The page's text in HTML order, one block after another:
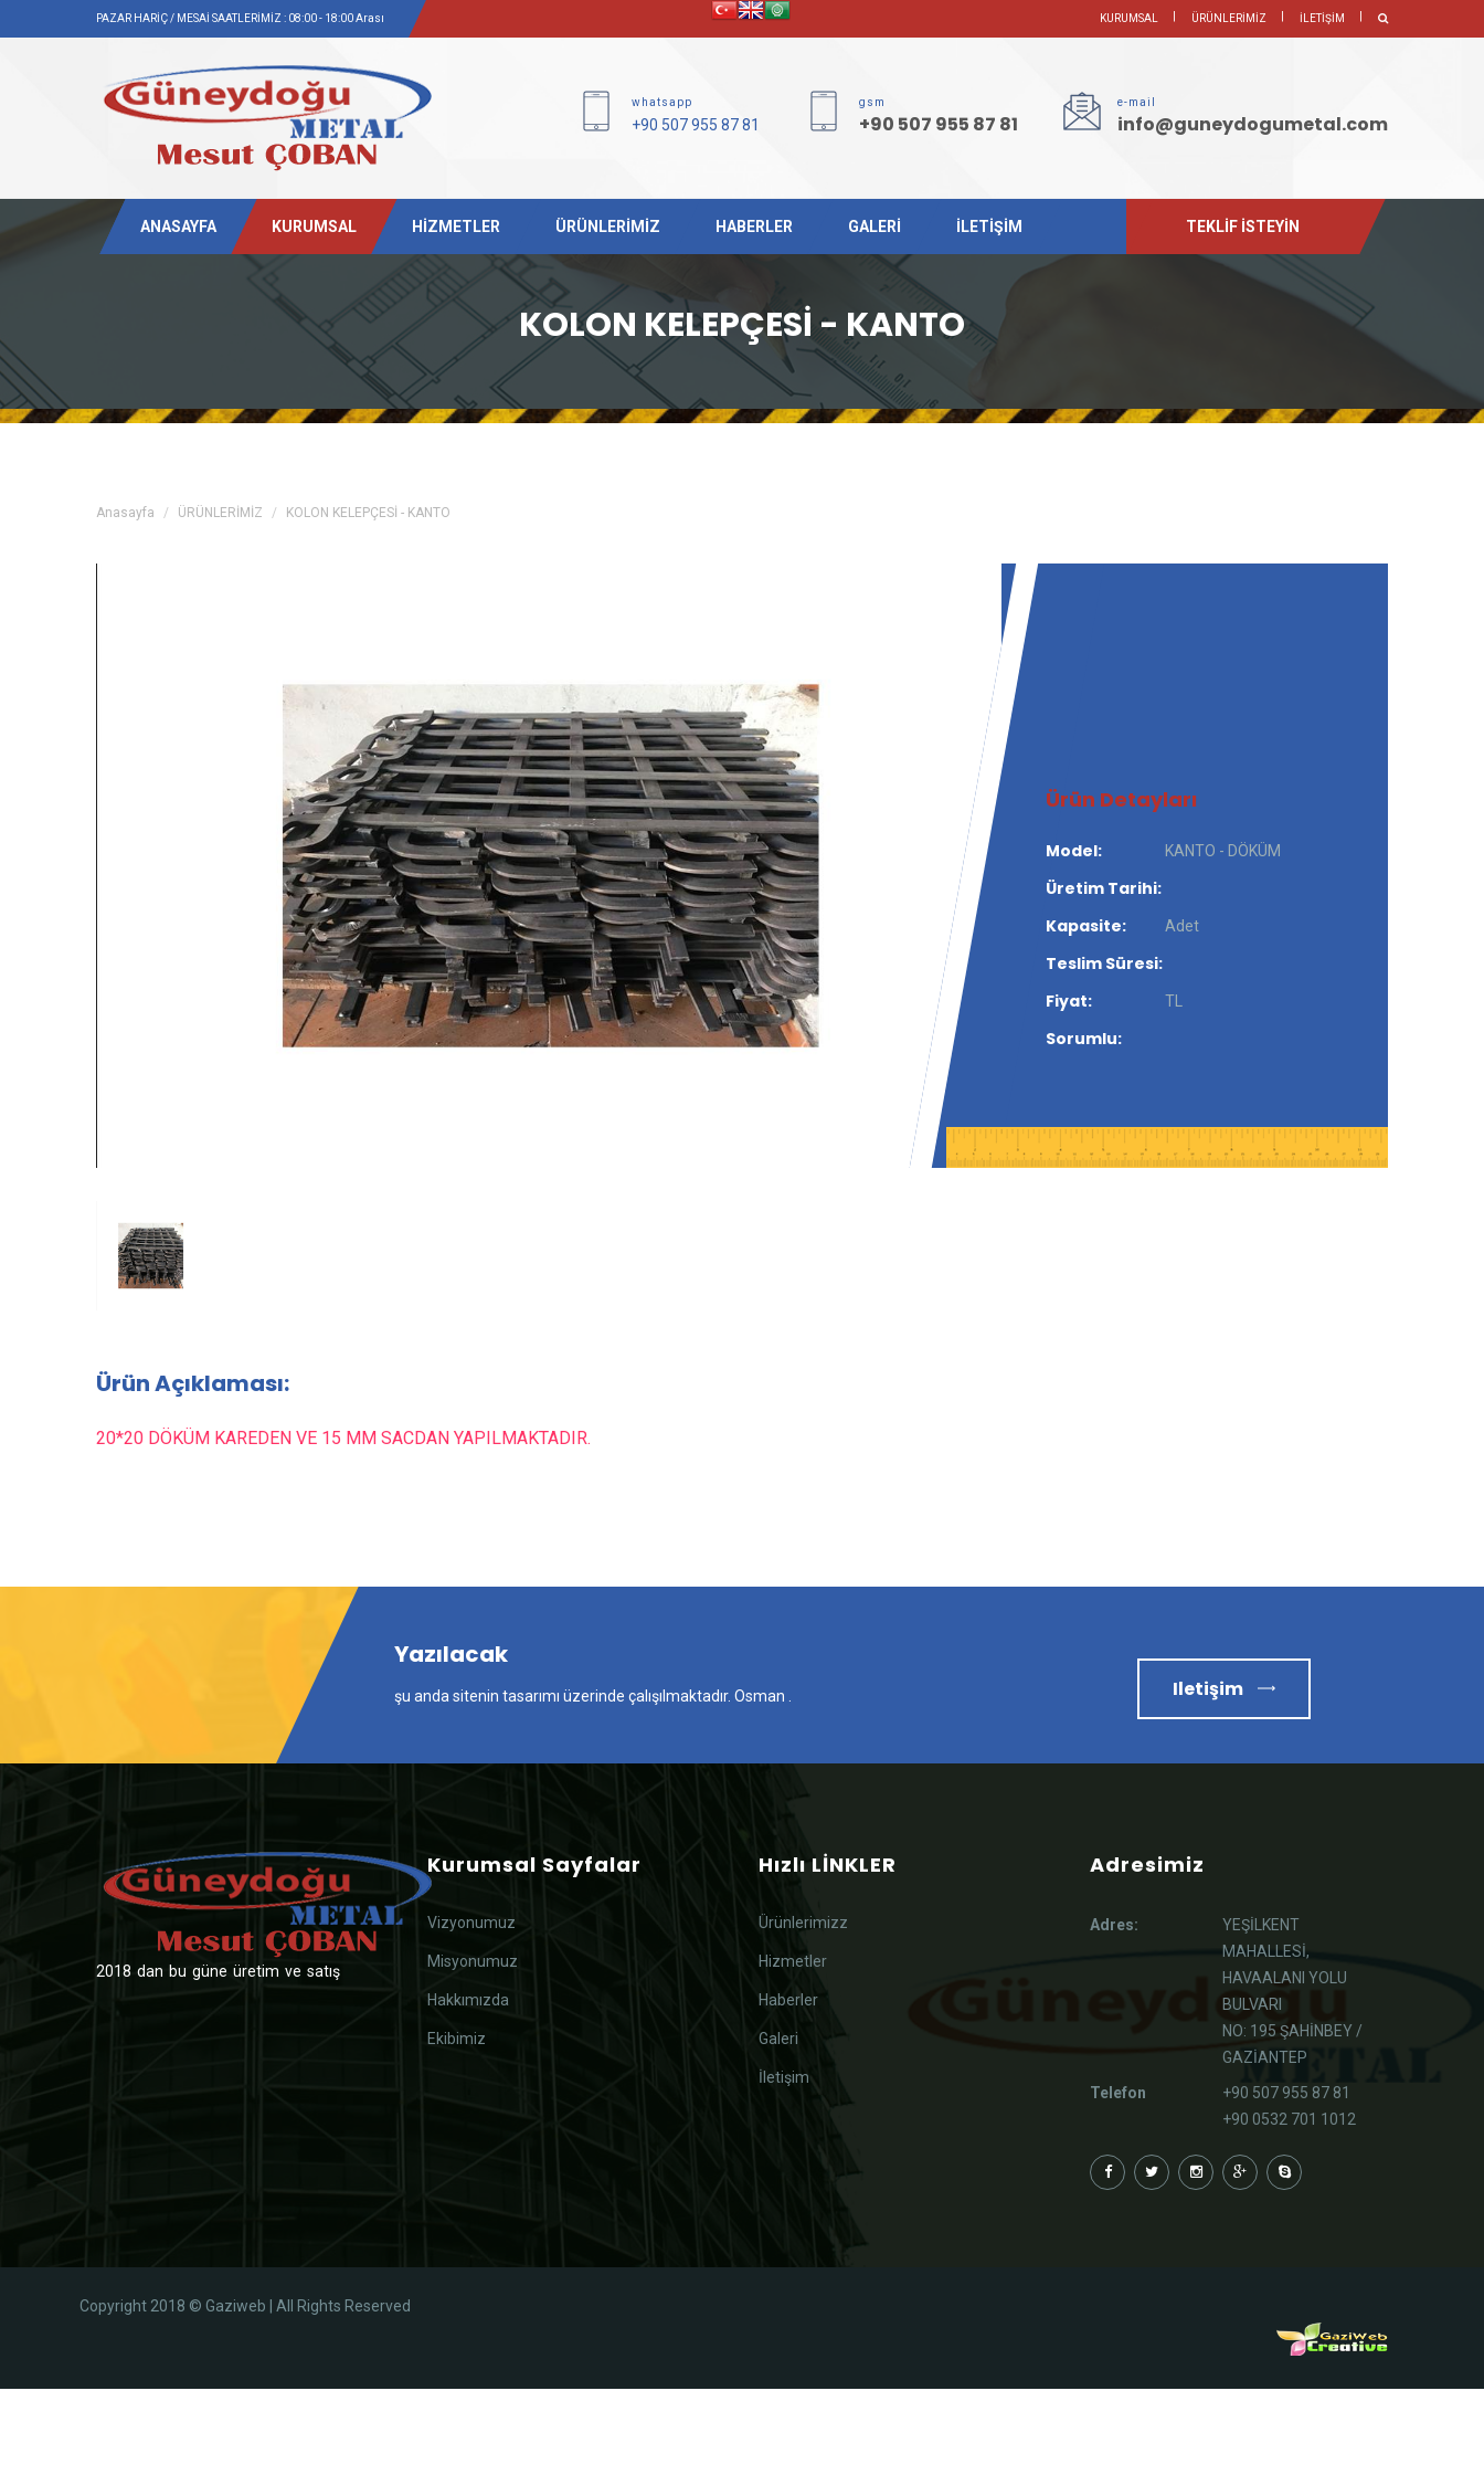
PAZAR HARİÇ / MESAİ SAATLERİMİZ : 08:00 - 18:00 Arası KURUMSAL ÜRÜNLERİMİZ İLETİŞİM
whatsapp
+90 507 955 87 81
gsm
+90 507 955 87 81
e-mail
info@guneydogumetal.com
ANASAYFA KURUMSAL HİZMETLER ÜRÜNLERİMİZ HABERLER GALERİ İLETİŞİM TEKLİF İSTEYİN
KOLON KELEPÇESİ - KANTO
Anasayfa ÜRÜNLERİMİZ KOLON KELEPÇESİ - KANTO
Ürün Detayları
Model: KANTO - DÖKÜM
Üretim Tarihi:
Kapasite:
Adet
Teslim Süresi:
Fiyat:
TL
Sorumlu:
Ürün Açıklaması:
20*20 DÖKÜM KAREDEN VE 15 MM SACDAN YAPILMAKTADIR.
Yazılacak
şu anda sitenin tasarımı üzerinde çalışılmaktadır. Osman . Iletişim
2018 dan bu güne üretim ve satış
Kurumsal Sayfalar
Vizyonumuz
Misyonumuz
Hakkımızda
Ekibimiz
Hızlı LİNKLER
Ürünlerimizz
Hizmetler
Haberler
Galeri
İletişim
Adresimiz
Adres:
YEŞİLKENT
MAHALLESİ,
HAVAALANI YOLU
BULVARI
NO: 195 ŞAHİNBEY /
GAZİANTEP
Telefon
+90 507 955 87 81
+90 0532 701 1012
Copyright 2018 © Gaziweb | All Rights Reserved